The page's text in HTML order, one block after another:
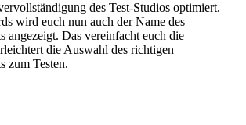
des Test-Studios optimiert.
wird euch nun auch der Name des
angezeigt. Das vereinfacht euch die
die Auswahl des richtigen
zum Testen.